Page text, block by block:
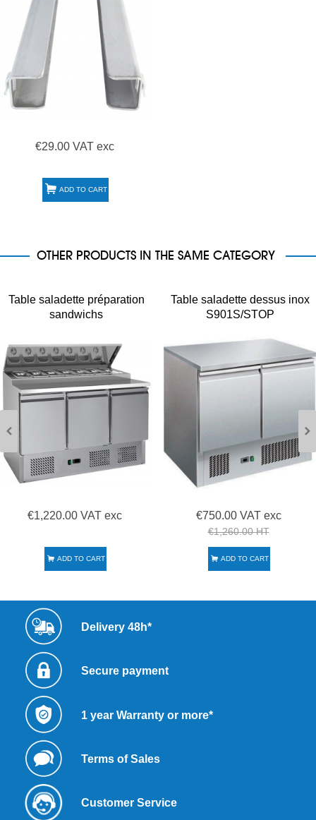
€29.00 VAT exc
ADD TO CART
OTHER PRODUCTS IN THE SAME CATEGORY
Table saladette préparation
sandwichs
€1,220.00 VAT exc
ADD TO CART
Table saladette dessus inox
S901S/STOP
€750.00 VAT exc
€1,260.00 HT
ADD TO CART
Delivery 48h*
Secure payment
1 year Warranty or more*
Terms of Sales
Customer Service